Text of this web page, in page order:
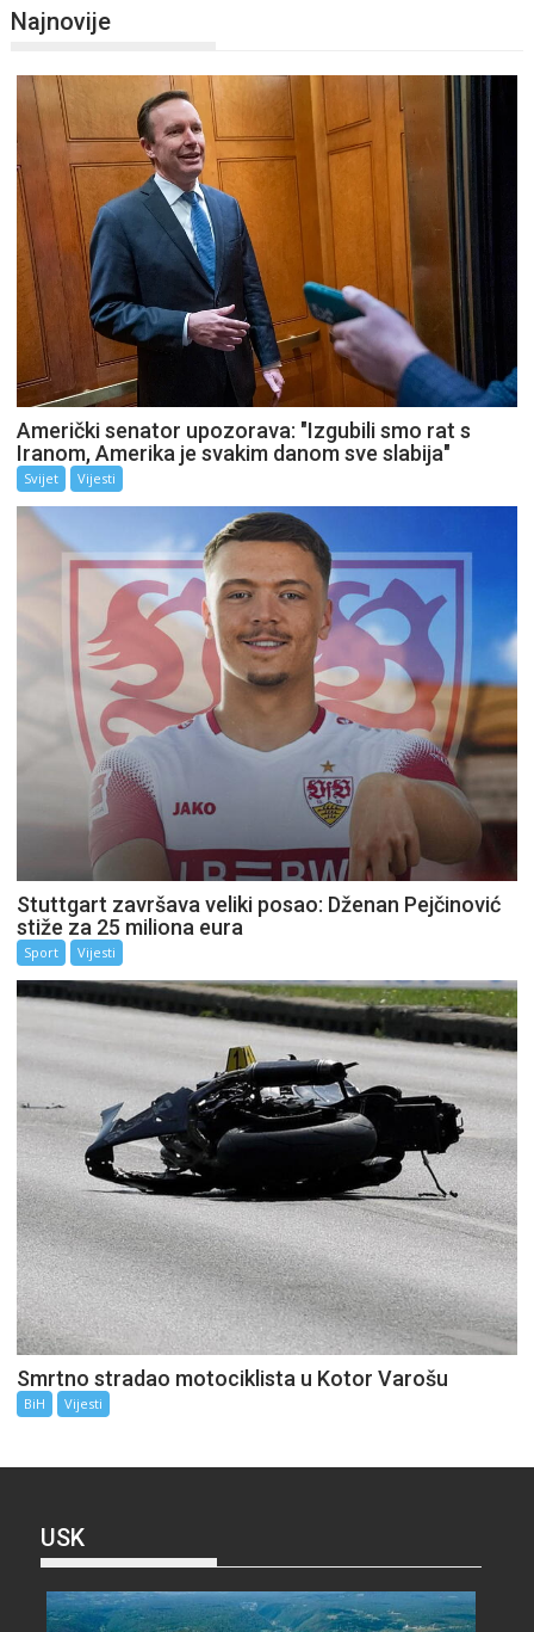
Najnovije
Američki senator upozorava: "Izgubili smo rat s
Iranom, Amerika je svakim danom sve slabija"
Svijet Vijesti
Stuttgart završava veliki posao: Dženan Pejčinović
stiže za 25 miliona eura
Sport Vijesti
Smrtno stradao motociklista u Kotor Varošu
BiH Vijesti
USK